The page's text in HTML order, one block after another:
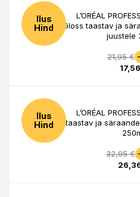
Ilus
Hind
L’ORÉAL
Blondifier Gloss taastav ja
juustele
21,95 €
Ilus
Hind
L’ORÉAL
Blondifier taastav ja
32,95 €